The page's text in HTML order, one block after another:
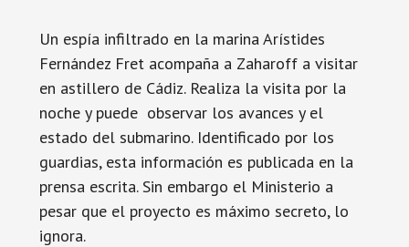
Un espía infiltrado en la marina Arístides
Fernández Fret acompaña a Zaharoff a visitar
en astillero de Cádiz. Realiza la visita por la
noche y puede observar los avances y el
estado del submarino. Identificado por los
guardias, esta información es publicada en la
prensa escrita. Sin embargo el Ministerio a
pesar que el proyecto es máximo secreto, lo
ignora.